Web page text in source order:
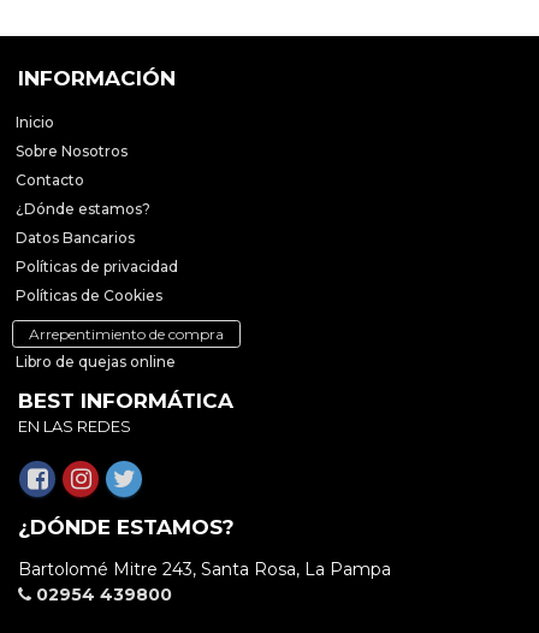
INFORMACIÓN
Inicio
Sobre Nosotros
Contacto
¿Dónde estamos?
Datos Bancarios
Políticas de privacidad
Políticas de Cookies
Arrepentimiento de compra
Libro de quejas online
BEST INFORMÁTICA
EN LAS REDES
¿DÓNDE ESTAMOS?
Bartolomé Mitre 243, Santa Rosa, La Pampa
02954 439800